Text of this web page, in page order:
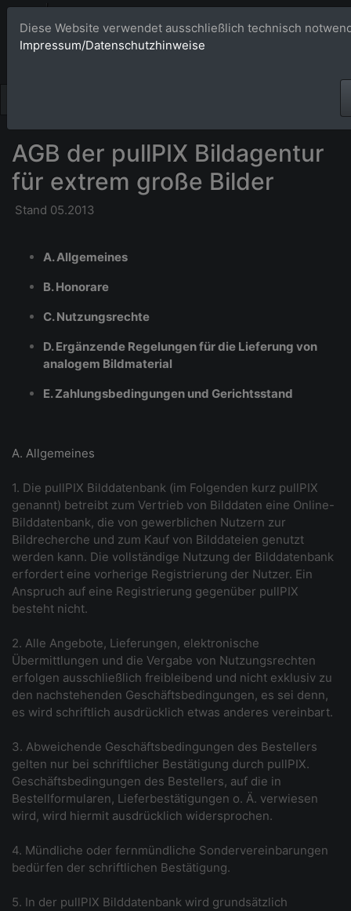
Bildagentur
AGB der pullPIX Bildagentur
für extrem große Bilder
Stand 05.2013
A. Allgemeines
B. Honorare
C. Nutzungsrechte
D. Ergänzende Regelungen für die Lieferung von
analogem Bildmaterial
E. Zahlungsbedingungen und Gerichtsstand
A. Allgemeines
1. Die pullPIX Bilddatenbank (im Folgenden kurz pullPIX
genannt) betreibt zum Vertrieb von Bilddaten eine Online-
Bilddatenbank, die von gewerblichen Nutzern zur
Bildrecherche und zum Kauf von Bilddateien genutzt
werden kann. Die vollständige Nutzung der Bilddatenbank
erfordert eine vorherige Registrierung der Nutzer. Ein
Anspruch auf eine Registrierung gegenüber pullPIX
besteht nicht.
2. Alle Angebote, Lieferungen, elektronische
Übermittlungen und die Vergabe von Nutzungsrechten
erfolgen ausschließlich freibleibend und nicht exklusiv zu
den nachstehenden Geschäftsbedingungen, es sei denn,
es wird schriftlich ausdrücklich etwas anderes vereinbart.
3. Abweichende Geschäftsbedingungen des Bestellers
gelten nur bei schriftlicher Bestätigung durch pullPIX.
Geschäftsbedingungen des Bestellers, auf die in
Bestellformularen, Lieferbestätigungen o. Ä. verwiesen
wird, wird hiermit ausdrücklich widersprochen.
4. Mündliche oder fernmündliche Sondervereinbarungen
bedürfen der schriftlichen Bestätigung.
5. In der pullPIX Bilddatenbank wird grundsätzlich
Diese Website verwendet ausschließlich technisch
Impressum/Datenschutzhinweise